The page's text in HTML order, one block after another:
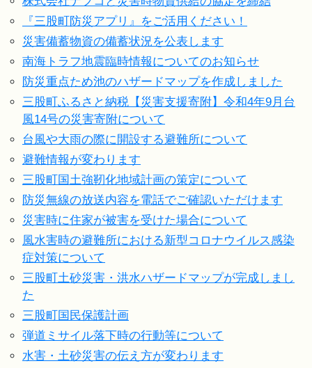
『三股町防災アプリ』をご活用ください！
災害備蓄物資の備蓄状況を公表します
南海トラフ地震臨時情報についてのお知らせ
防災重点ため池のハザードマップを作成しました
三股町ふるさと納税【災害支援寄附】令和4年9月台
風14号の災害寄附について
台風や大雨の際に開設する避難所について
避難情報が変わります
三股町国土強靭化地域計画の策定について
防災無線の放送内容を電話でご確認いただけます
災害時に住家が被害を受けた場合について
風水害時の避難所における新型コロナウイルス感染
症対策について
三股町土砂災害・洪水ハザードマップが完成しまし
た
三股町国民保護計画
弾道ミサイル落下時の行動等について
水害・土砂災害の伝え方が変わります